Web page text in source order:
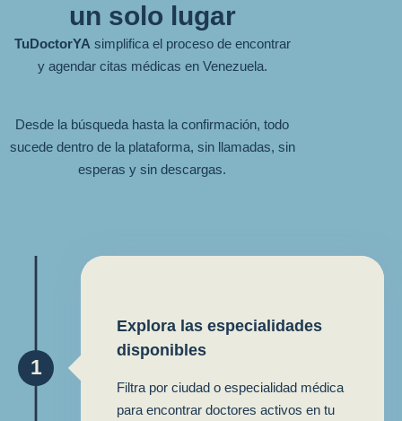
un solo lugar
TuDoctorYA simplifica el proceso de encontrar
y agendar citas médicas en Venezuela.
Desde la búsqueda hasta la confirmación, todo
sucede dentro de la plataforma, sin llamadas, sin
esperas y sin descargas.
Explora las especialidades
disponibles
Filtra por ciudad o especialidad médica
para encontrar doctores activos en tu
1